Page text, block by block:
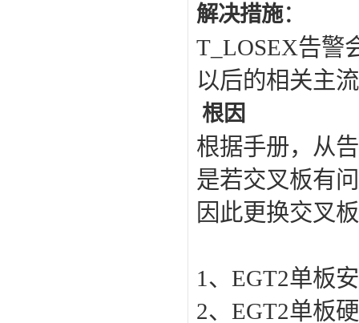
解决措施：
T_LOSEX告警
以后的相关主
根因
根据手册，从
是若交叉板有
因此更换交叉
1 、 EGT2单板
2、 EGT2单板